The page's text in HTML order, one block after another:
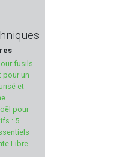
ARMES
fusils
pour un
et
pour
: 5
Libre